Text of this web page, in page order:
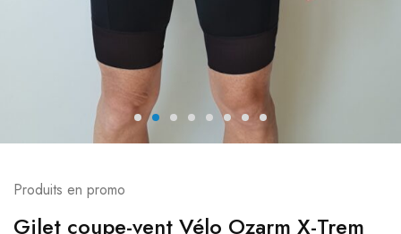
Produits en promo
Gilet coupe-vent Vélo Ozarm X-Trem